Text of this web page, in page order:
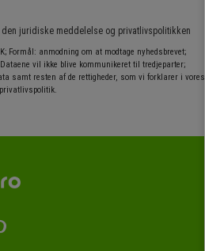
juridiske meddelelse og privatlivspolitikken
Formål: anmodning om at modtage nyhedsbrevet;
vil ikke blive kommunikeret til tredjeparter;
samt resten af de rettigheder, som vi forklarer i vores
privatlivspolitik.